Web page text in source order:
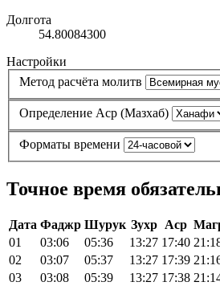
Долгота
54.80084300
Настройки
Метод расчёта молитв
Определение Аср (Мазхаб)
Форматы времени
Точное время
Дата Фаджр Шурук Зухр Аср
01
03:06 05:36 13:27 17:40
02
03:07 05:37 13:27 17:39
03
03:08 05:39 13:27 17:38